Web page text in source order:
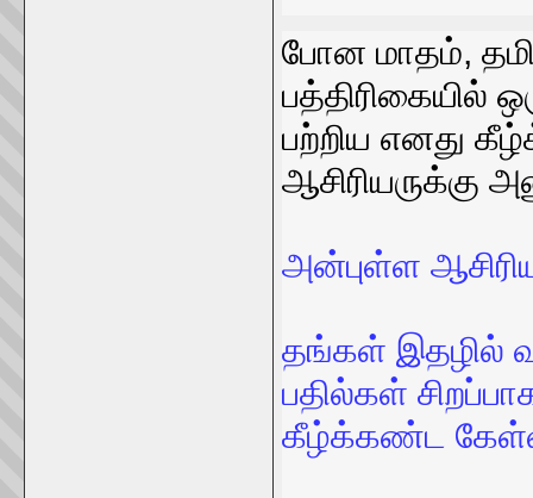
போன மாதம்,
பத்திரிகையில்
பற்றிய எனது
ஆசிரியருக்கு
அன்புள்ள
தங்கள் இதழில்
பதில்கள்
கீழ்க்கண்ட